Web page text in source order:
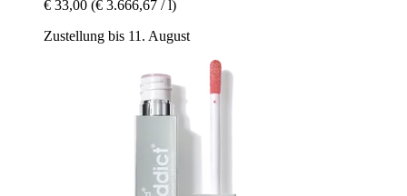
€ 33,00 (€ 3.666,67 / l)
Zustellung bis 11. August